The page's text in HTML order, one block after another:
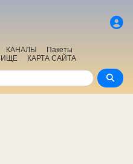
КАНАЛЫ
Пакеты
КАРТА САЙТА